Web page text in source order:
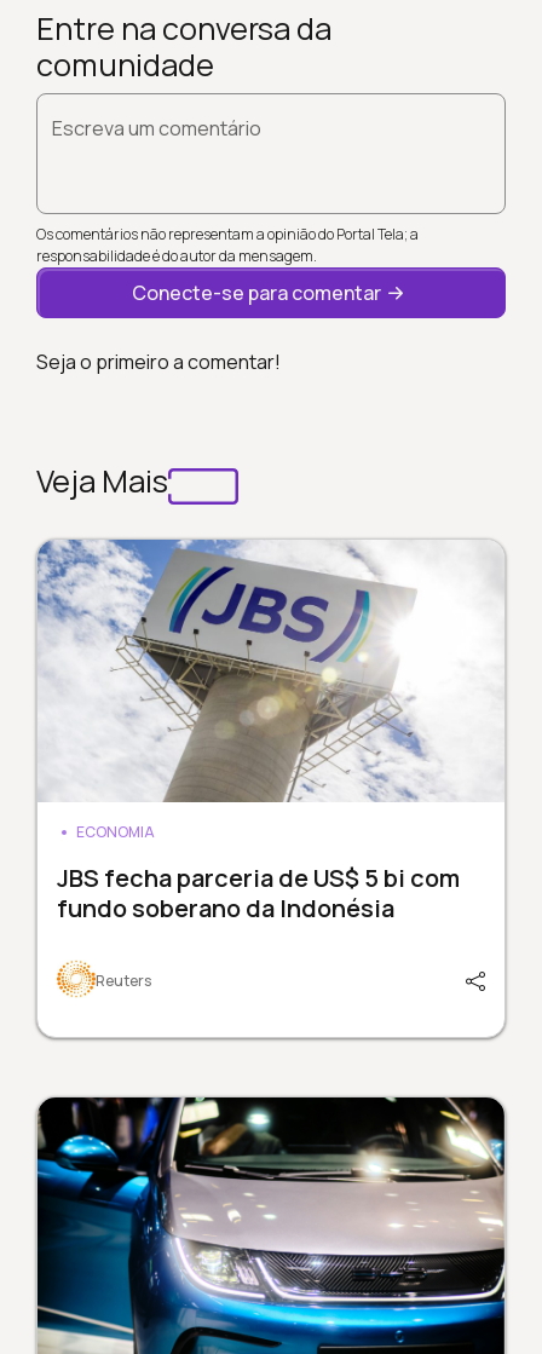
Entre na conversa da
comunidade
Escreva um comentário
Os comentários não representam a opinião do Portal Tela; a
responsabilidade é do autor da mensagem.
Conecte-se para comentar
Seja o primeiro a comentar!
Veja Mais
ECONOMIA
JBS fecha parceria de US$ 5 bi com
fundo soberano da Indonésia
Reuters